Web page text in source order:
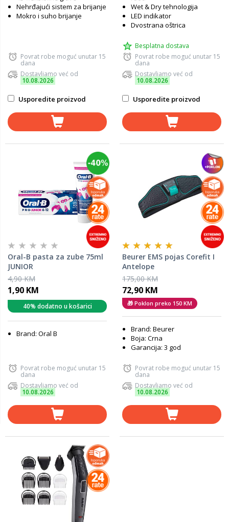
Nehrđajući sistem za brijanje
Mokro i suho brijanje
Povrat robe moguć unutar 15
dana
Dostavljamo već od
10.08.2026
Usporedite proizvod
Wet & Dry tehnologija
LED indikator
Dvostrana oštrica
Besplatna dostava
Povrat robe moguć unutar 15
dana
Dostavljamo već od
10.08.2026
Usporedite proizvod
Oral-B pasta za zube 75ml
JUNIOR
4,90 KM
1,90 KM
40% dodatno u košarici
Brand: Oral B
Povrat robe moguć unutar 15
dana
Dostavljamo već od
10.08.2026
Beurer EMS pojas Corefit I
Antelope
175,00 KM
72,90 KM
🎁 Poklon preko 150 KM
Brand: Beurer
Boja: Crna
Garancija: 3 god
Povrat robe moguć unutar 15
dana
Dostavljamo već od
10.08.2026